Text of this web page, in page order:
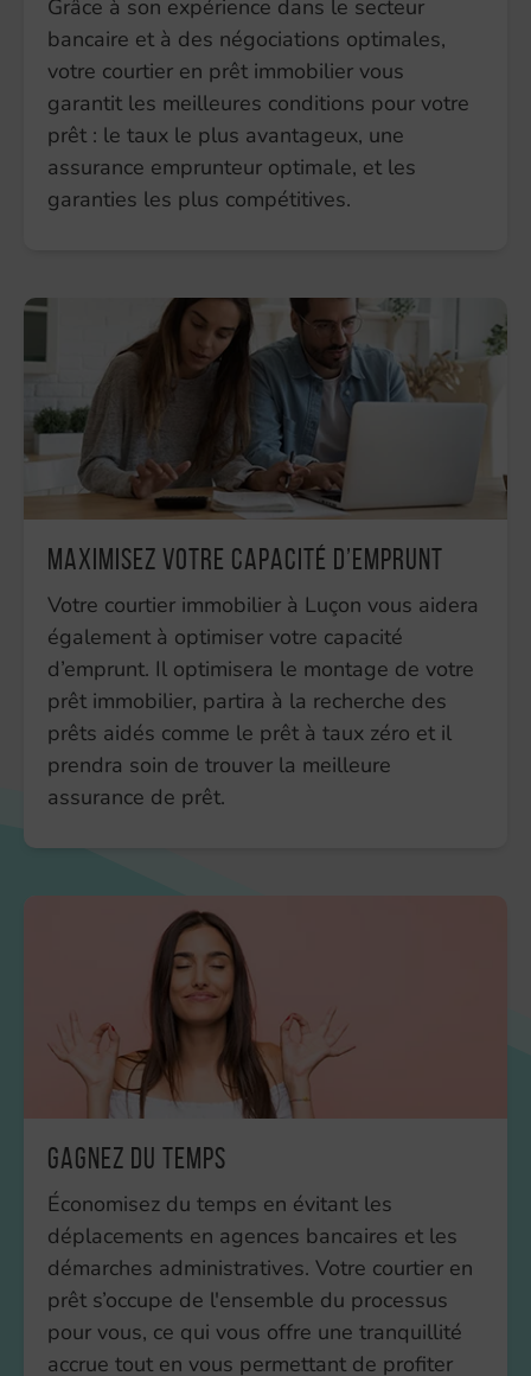
Grâce à son expérience dans le secteur
bancaire et à des négociations optimales,
votre courtier en prêt immobilier vous
garantit les meilleures conditions pour votre
prêt : le taux le plus avantageux, une
assurance emprunteur optimale, et les
garanties les plus compétitives.
Maximisez votre capacité d’emprunt
Votre courtier immobilier à Luçon vous aidera
également à optimiser votre capacité
d’emprunt. Il optimisera le montage de votre
prêt immobilier, partira à la recherche des
prêts aidés comme le prêt à taux zéro et il
prendra soin de trouver la meilleure
assurance de prêt.
Gagnez du temps
Économisez du temps en évitant les
déplacements en agences bancaires et les
démarches administratives. Votre courtier en
prêt s’occupe de l'ensemble du processus
pour vous, ce qui vous offre une tranquillité
accrue tout en vous permettant de profiter